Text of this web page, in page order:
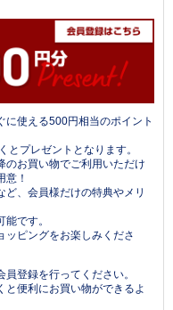
使える500円相当のポイント
プレゼントとなります。
のお買い物でご利用いただけ
意！
、会員様だけの特典やメリ
です。
ッピングをお楽しみくださ
登録を行ってください。
と便利にお買い物ができるよ